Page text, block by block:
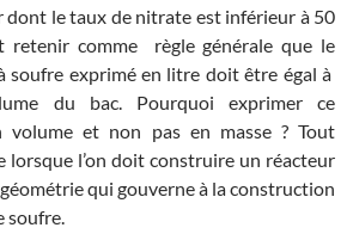
dont le taux de nitrate est inférieur à 50
retenir comme règle générale que le
soufre exprimé en litre doit être égal à
du bac. Pourquoi exprimer ce
volume et non pas en masse ? Tout
lorsque l’on doit construire un réacteur
qui gouverne à la construction
soufre.